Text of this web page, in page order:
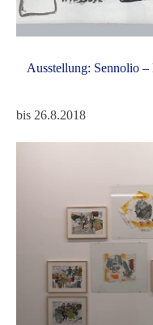
Ausstellung: Sennolio –
bis 26.8.2018